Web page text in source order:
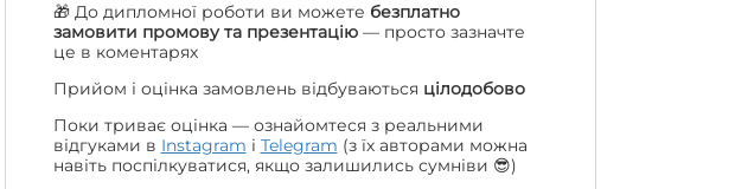
🎁 До дипломної роботи ви можете безплатно
замовити промову та презентацію— просто зазначте
це в коментарях
Прийом і оцінка замовлень відбуваються цілодобово
Поки триває оцінка — ознайомтеся з реальними
відгуками в Instagram і Telegram (з їх авторами можна
навіть поспілкуватися, якщо залишились сумніви 😎)